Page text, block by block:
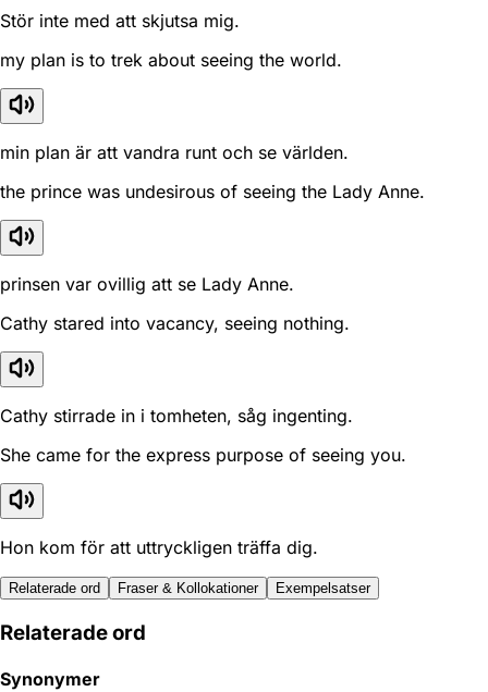
Stör inte med att skjutsa mig.
my plan is to trek about seeing the world.
min plan är att vandra runt och se världen.
the prince was undesirous of seeing the Lady Anne.
prinsen var ovillig att se Lady Anne.
Cathy stared into vacancy, seeing nothing.
Cathy stirrade in i tomheten, såg ingenting.
She came for the express purpose of seeing you.
Hon kom för att uttryckligen träffa dig.
Relaterade ord Fraser & Kollokationer Exempelsatser
Relaterade ord
Synonymer